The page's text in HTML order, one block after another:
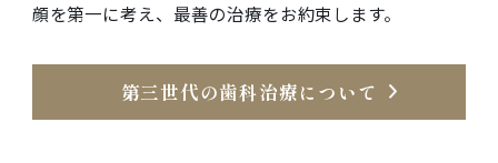
顔を第一に考え、最善の治療をお約束します。
第三世代の歯科治療について